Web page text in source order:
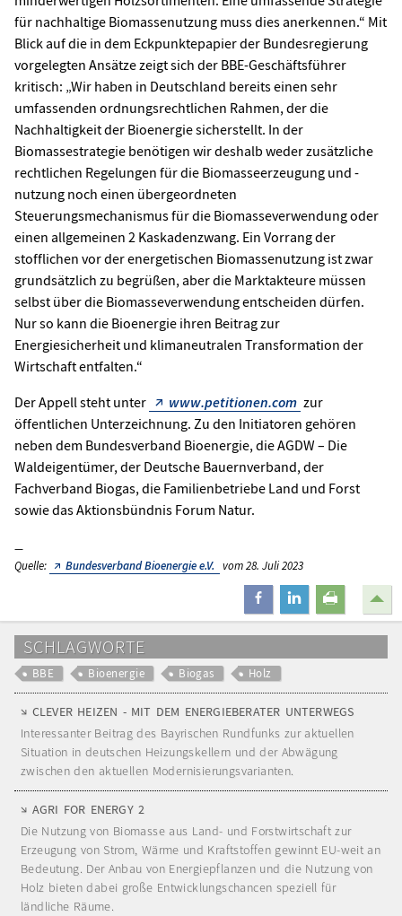
für nachhaltige Biomassenutzung muss dies anerkennen.“ Mit
Blick auf die in dem Eckpunktepapier der Bundesregierung
vorgelegten Ansätze zeigt sich der BBE-Geschäftsführer
kritisch: „Wir haben in Deutschland bereits einen sehr
umfassenden ordnungsrechtlichen Rahmen, der die
Nachhaltigkeit der Bioenergie sicherstellt. In der
Biomassestrategie benötigen wir deshalb weder zusätzliche
rechtlichen Regelungen für die Biomasseerzeugung und -
nutzung noch einen übergeordneten
Steuerungsmechanismus für die Biomasseverwendung oder
einen allgemeinen 2 Kaskadenzwang. Ein Vorrang der
stofflichen vor der energetischen Biomassenutzung ist zwar
grundsätzlich zu begrüßen, aber die Marktakteure müssen
selbst über die Biomasseverwendung entscheiden dürfen.
Nur so kann die Bioenergie ihren Beitrag zur
Energiesicherheit und klimaneutralen Transformation der
Wirtschaft entfalten.“
Der Appell steht unter
www.petitionen.com zur
öffentlichen Unterzeichnung. Zu den Initiatoren gehören
neben dem Bundesverband Bioenergie, die AGDW – Die
Waldeigentümer, der Deutsche Bauernverband, der
Fachverband Biogas, die Familienbetriebe Land und Forst
sowie das Aktionsbündnis Forum Natur.
Quelle: Bundesverband Bioenergie e.V. vom 28. Juli 2023
teilen mitteilendrucken
SCHLAGWORTE
BBE Bioenergie Biogas Holz
CLEVER HEIZEN - MIT DEM ENERGIEBERATER UNTERWEGS
Interessanter Beitrag des Bayrischen Rundfunks zur aktuellen
Situation in deutschen Heizungskellern und der Abwägung
zwischen den aktuellen Modernisierungsvarianten.
AGRI FOR ENERGY 2
Die Nutzung von Biomasse aus Land- und Forstwirtschaft zur
Erzeugung von Strom, Wärme und Kraftstoffen gewinnt EU-weit an
Bedeutung. Der Anbau von Energiepflanzen und die Nutzung von
Holz bieten dabei große Entwicklungschancen speziell für
ländliche Räume.